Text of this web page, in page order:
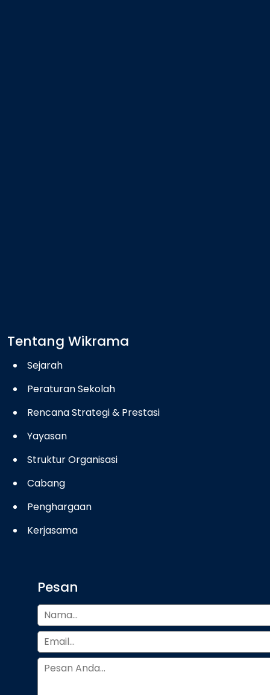
Tentang Wikrama
Sejarah
Peraturan Sekolah
Rencana Strategi & Prestasi
Yayasan
Struktur Organisasi
Cabang
Penghargaan
Kerjasama
Pesan